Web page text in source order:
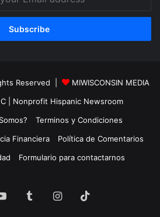
Reserved |
MIWISCONSIN MEDIA
| Nonprofit Hispanic Newsroom
Terminos y Condiciones
Financiera
Política de Comentarios
Formulario para contactarnos
YouTubeTumblrInstagram